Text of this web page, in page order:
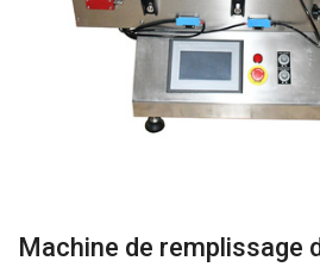
Machine de remplissage